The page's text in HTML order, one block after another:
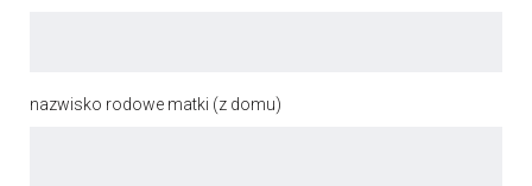
nazwisko rodowe matki (z domu)